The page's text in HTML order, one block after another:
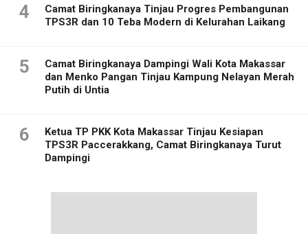
4
Camat Biringkanaya Tinjau Progres Pembangunan
TPS3R dan 10 Teba Modern di Kelurahan Laikang
5
Camat Biringkanaya Dampingi Wali Kota Makassar
dan Menko Pangan Tinjau Kampung Nelayan Merah
Putih di Untia
6
Ketua TP PKK Kota Makassar Tinjau Kesiapan
TPS3R Paccerakkang, Camat Biringkanaya Turut
Dampingi